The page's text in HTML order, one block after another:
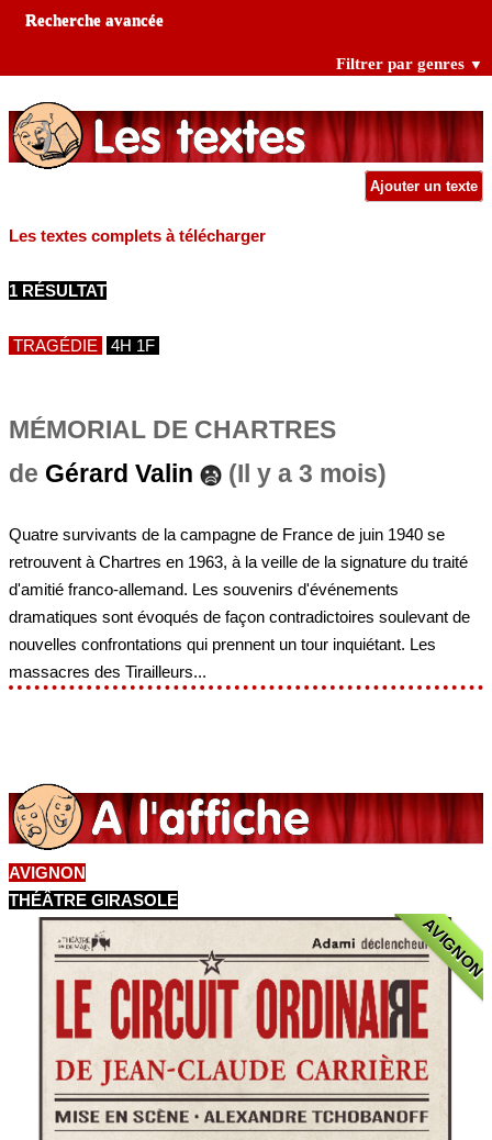
Recherche avancée
Filtrer par genres ▼
Ajouter un texte
Les textes complets à télécharger
1 RÉSULTAT
TRAGÉDIE 4H 1F
MÉMORIAL DE CHARTRES
de Gérard Valin (Il y a 3 mois)
Quatre survivants de la campagne de France de juin 1940 se
retrouvent à Chartres en 1963, à la veille de la signature du traité
d'amitié franco-allemand. Les souvenirs d'événements
dramatiques sont évoqués de façon contradictoires soulevant de
nouvelles confrontations qui prennent un tour inquiétant. Les
massacres des Tirailleurs...
AVIGNON
THÉÂTRE GIRASOLE
AVIGNON